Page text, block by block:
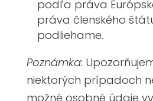
podľa práva
práva členského
podliehame.
Poznámka:
niektorých prípadoch
možné osobné údaje